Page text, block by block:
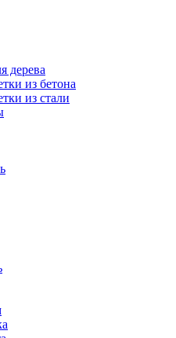
дерева
из бетона
из стали